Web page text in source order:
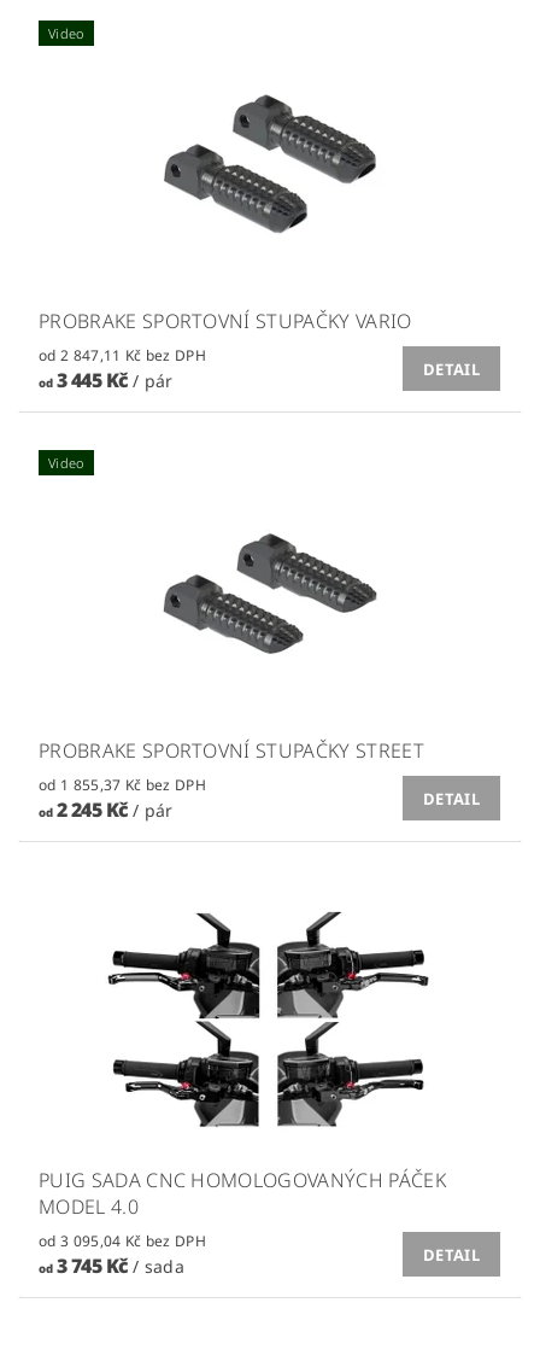
Video
PROBRAKE SPORTOVNÍ STUPAČKY VARIO
od 2 847,11 Kč bez DPH
od3 445 Kč/ pár
DETAIL
Video
PROBRAKE SPORTOVNÍ STUPAČKY STREET
od 1 855,37 Kč bez DPH
od2 245 Kč/ pár
DETAIL
PUIG SADA CNC HOMOLOGOVANÝCH PÁČEK
MODEL 4.0
od 3 095,04 Kč bez DPH
od3 745 Kč/ sada
DETAIL